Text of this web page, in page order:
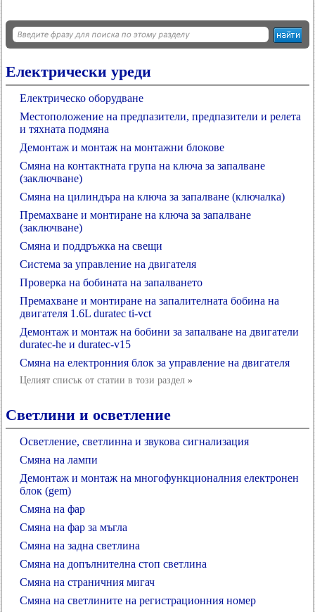
Електрически уреди
Електрическо оборудване
Местоположение на предпазители, предпазители и релета
и тяхната подмяна
Демонтаж и монтаж на монтажни блокове
Смяна на контактната група на ключа за запалване
(заключване)
Смяна на цилиндъра на ключа за запалване (ключалка)
Премахване и монтиране на ключа за запалване
(заключване)
Смяна и поддръжка на свещи
Система за управление на двигателя
Проверка на бобината на запалването
Премахване и монтиране на запалителната бобина на
двигателя 1.6L duratec ti-vct
Демонтаж и монтаж на бобини за запалване на двигатели
duratec-he и duratec-v15
Смяна на електронния блок за управление на двигателя
Целият списък от статии в този раздел »
Светлини и осветление
Осветление, светлинна и звукова сигнализация
Смяна на лампи
Демонтаж и монтаж на многофункционалния електронен
блок (gem)
Смяна на фар
Смяна на фар за мъгла
Смяна на задна светлина
Смяна на допълнителна стоп светлина
Смяна на страничния мигач
Смяна на светлините на регистрационния номер